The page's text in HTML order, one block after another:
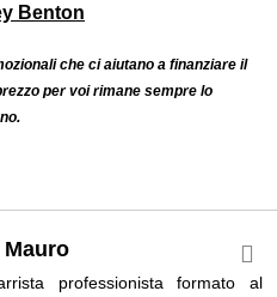
Benton
che ci aiutano a finanziare il
per voi rimane sempre lo
professionista formato al